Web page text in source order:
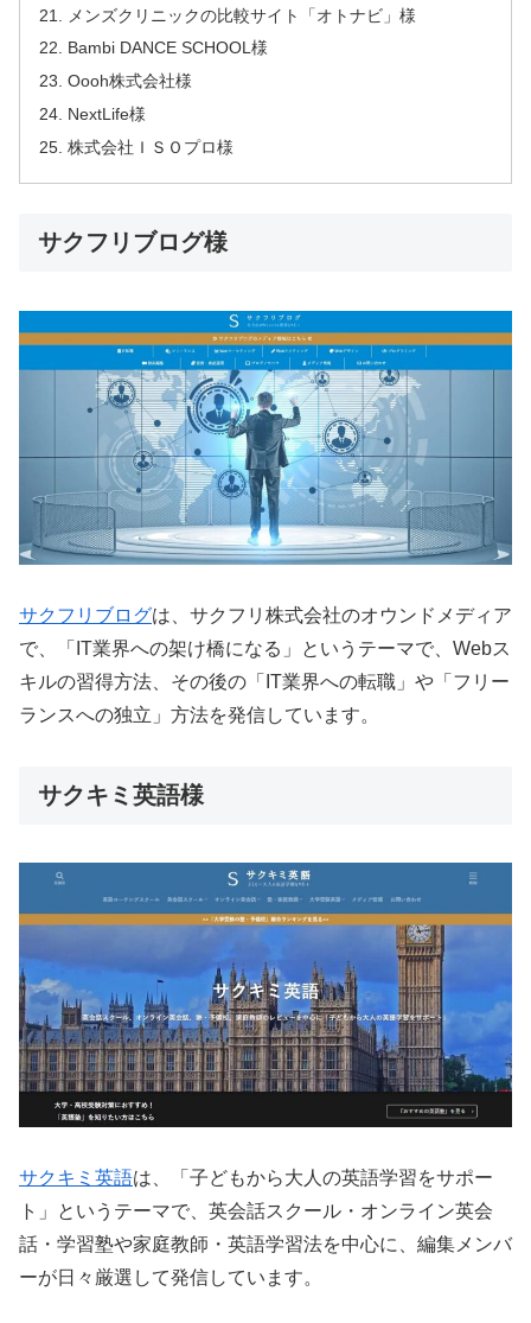
メンズクリニックの比較サイト「オトナビ」様
Bambi DANCE SCHOOL様
Oooh株式会社様
NextLife様
株式会社ＩＳＯプロ様
サクフリブログ様
サクフリブログは、サクフリ株式会社のオウンドメディア
で、「IT業界への架け橋になる」というテーマで、Webス
キルの習得方法、その後の「IT業界への転職」や「フリー
ランスへの独立」方法を発信しています。
サクキミ英語様
サクキミ英語は、「子どもから大人の英語学習をサポー
ト」というテーマで、英会話スクール・オンライン英会
話・学習塾や家庭教師・英語学習法を中心に、編集メンバ
ーが日々厳選して発信しています。